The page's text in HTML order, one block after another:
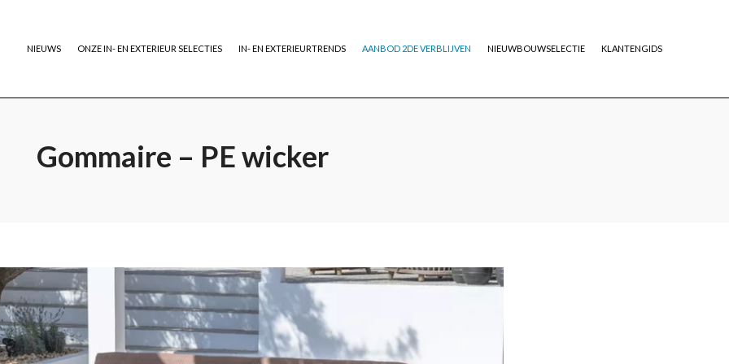
NIEUWS ONZE IN- EN EXTERIEUR SELECTIES IN- EN EXTERIEURTRENDS AANBOD 2DE VERBLIJVEN NIEUWBOUWSELECTIE KLANTENGIDS
Gommaire – PE wicker